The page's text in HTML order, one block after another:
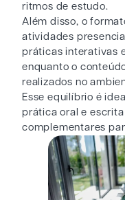
ritmos de estudo.
Além disso, o
atividades
práticas interativas
enquanto o
realizados no
Esse equilíbrio é
prática oral e
complementares